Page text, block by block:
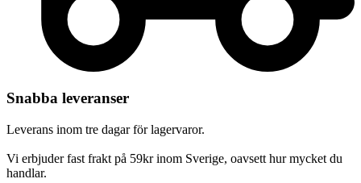
Snabba leveranser
Leverans inom tre dagar för lagervaror.
Vi erbjuder fast frakt på 59kr inom Sverige, oavsett hur mycket du
handlar.